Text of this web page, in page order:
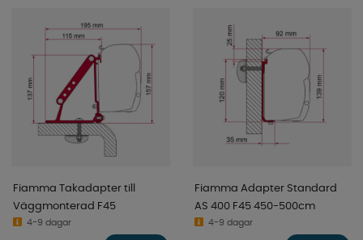
Fiamma Takadapter till
Väggmonterad F45
4-9 dagar
Fiamma Adapter Standard
AS 400 F45 450-500cm
4-9 dagar